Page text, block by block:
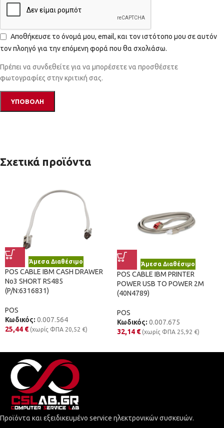
Αποθήκευσε το όνομά μου, email, και τον ιστότοπο μου σε αυτόν
τον πλοηγό για την επόμενη φορά που θα σχολιάσω.
Πρέπει να συνδεθείτε για να μπορέσετε να προσθέσετε
φωτογραφίες στην κριτική σας.
Σχετικά προϊόντα
Άμεσα Διαθέσιμο
POS CABLE IBM CASH DRAWER
No3 SHORT RS485
(P/N:6316831)
POS
Κωδικός: 0.007.564
25,44 € (χωρίς ΦΠΑ 20,52 €)
Άμεσα Διαθέσιμο
POS CABLE IBM PRINTER
POWER USB TO POWER 2M
(40N4789)
POS
Κωδικός: 0.007.675
32,14 € (χωρίς ΦΠΑ 25,92 €)
Προϊόντα και εξειδικευμένο service ηλεκτρονικών συσκευών.